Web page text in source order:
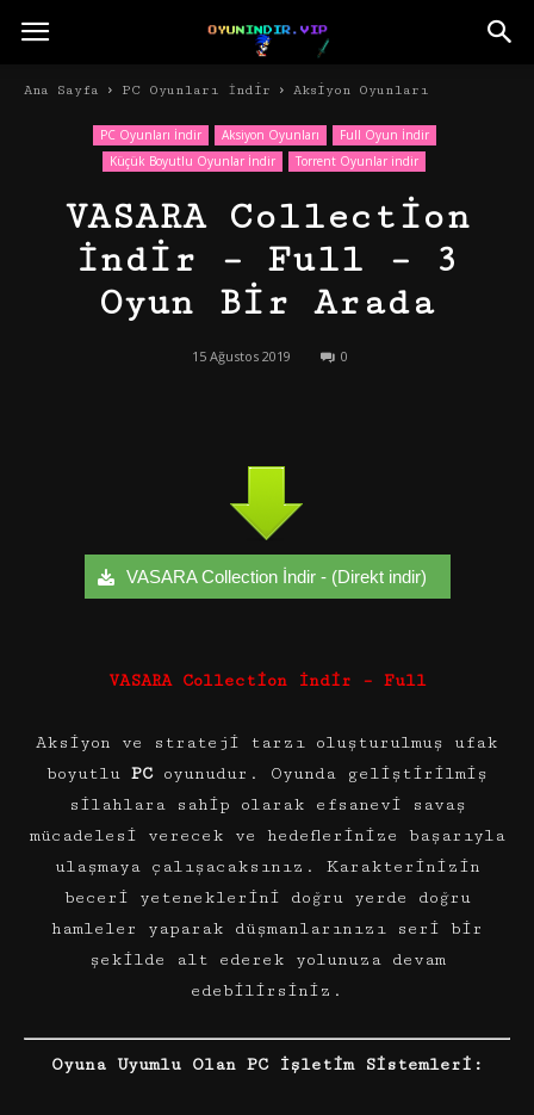
Ana Sayfa PC Oyunları İndir Aksiyon Oyunları
PC Oyunları İndir Aksiyon Oyunları
Full Oyun İndir
Küçük Boyutlu Oyunlar İndir
Torrent Oyunlar indir
VASARA Collection
İndir – Full – 3
Oyun Bir Arada
15 Ağustos 2019 0
VASARA Collection İndir - (Direkt indir)
VASARA Collection İndir – Full
Aksiyon ve strateji tarzı oluşturulmuş ufak
boyutlu PCoyunudur. Oyunda geliştirilmiş
silahlara sahip olarak efsanevi savaş
mücadelesi verecek ve hedeflerinize başarıyla
ulaşmaya çalışacaksınız. Karakterinizin
beceri yeteneklerini doğru yerde doğru
hamleler yaparak düşmanlarınızı seri bir
şekilde alt ederek yolunuza devam
edebilirsiniz.
Oyuna Uyumlu Olan PC İşletim Sistemleri: